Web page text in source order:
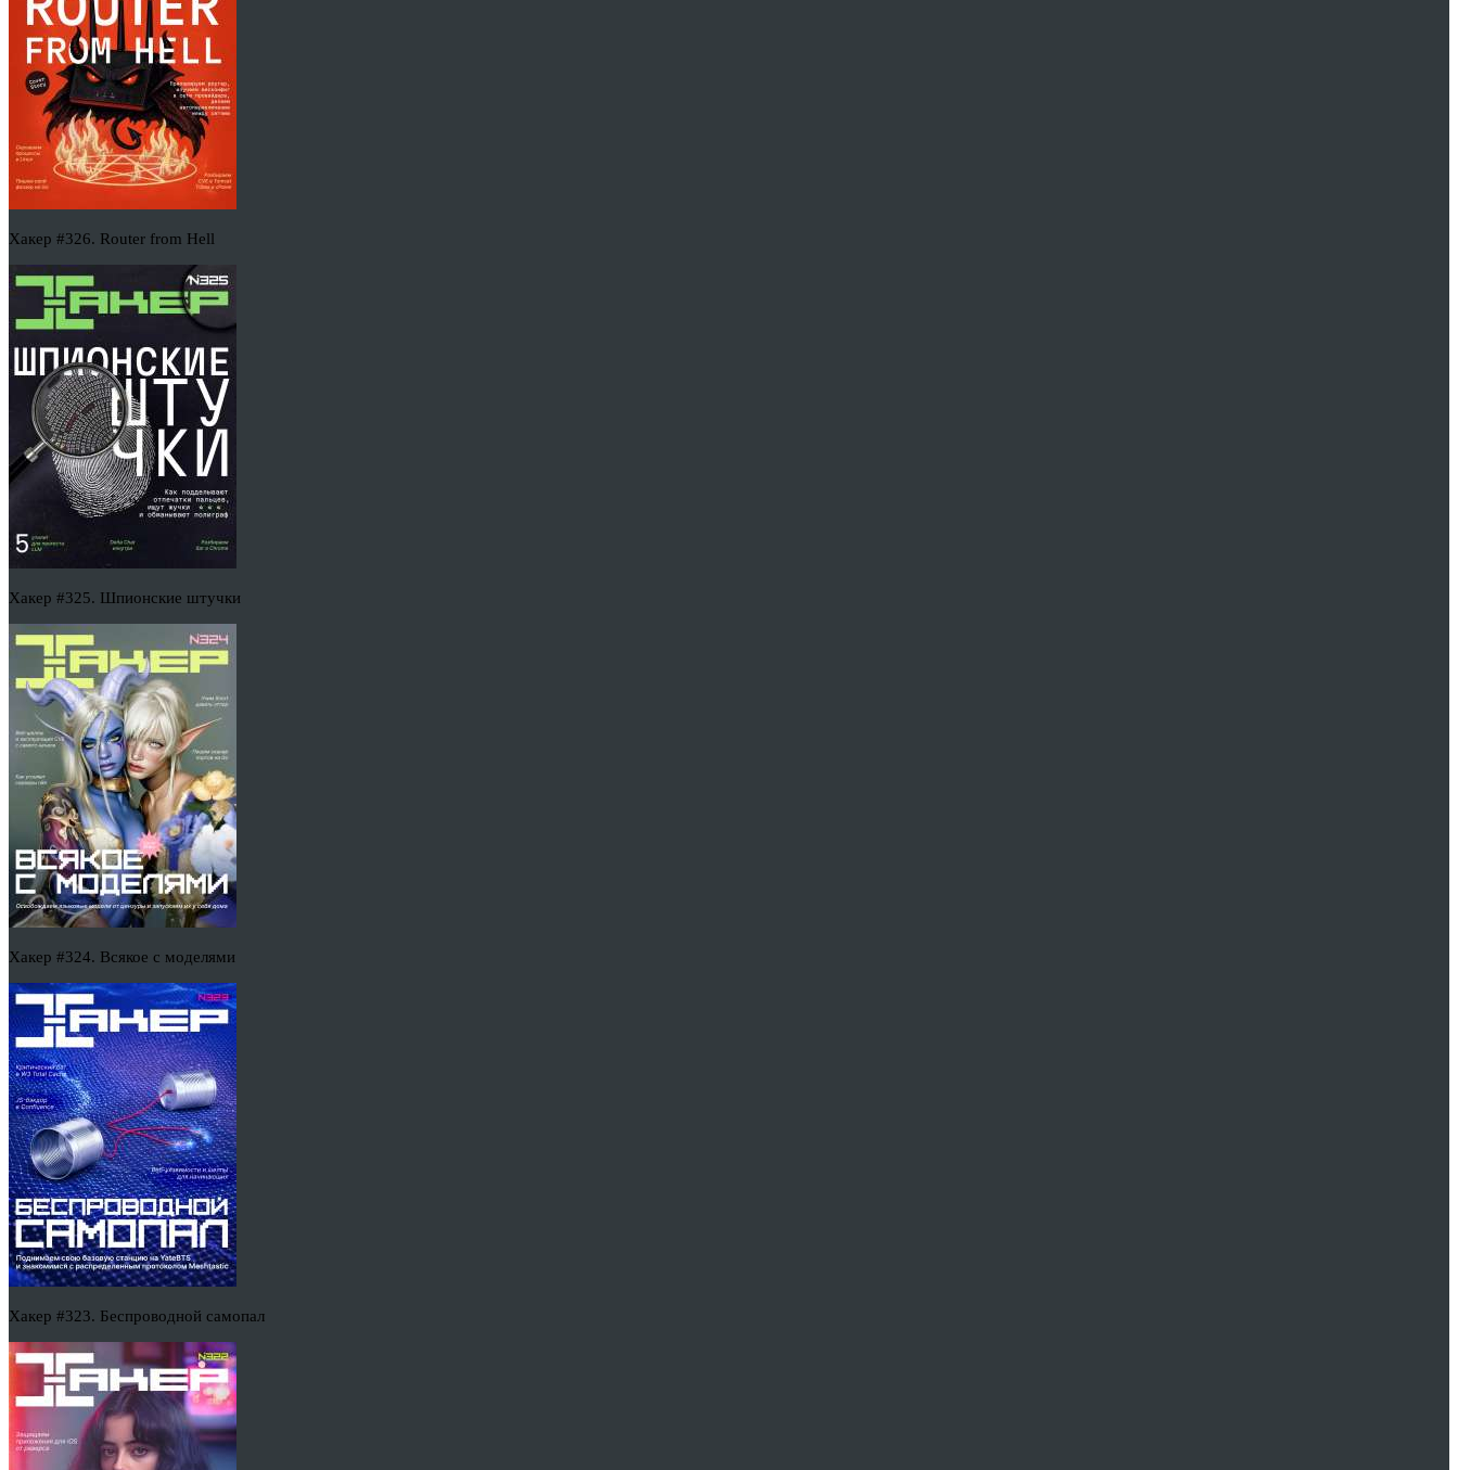
Хакер #326. Router from Hell
Хакер #325. Шпионские штучки
Хакер #324. Всякое с моделями
Хакер #323. Беспроводной самопал